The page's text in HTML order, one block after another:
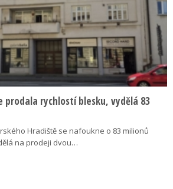
rychlostí blesku, vydělá 83
Hradiště se nafoukne o 83 milionů
na prodeji dvou…